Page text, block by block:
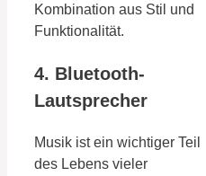
Kombination aus Stil und
Funktionalität.
4. Bluetooth-
Lautsprecher
Musik ist ein wichtiger Teil
des Lebens vieler